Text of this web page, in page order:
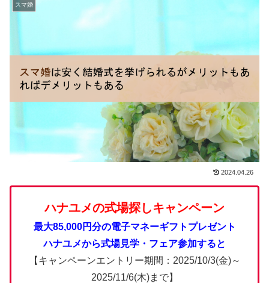
スマ婚
2024.04.26
ハナユメの式場探しキャンペーン
最大85,000円分の電子マネーギフトプレゼント
ハナユメから式場見学・フェア参加すると
【キャンペーンエントリー期間：2025/10/3(金)～
2025/11/6(木)まで】